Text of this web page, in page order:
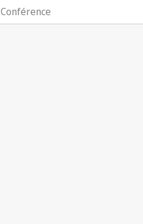
Conférence